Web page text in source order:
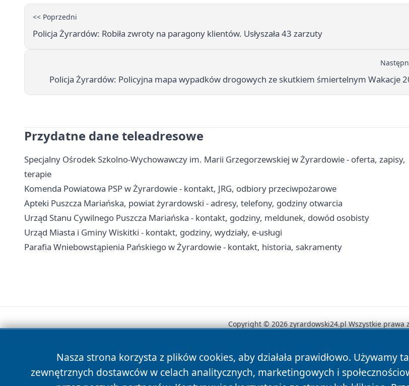
<< Poprzedni
Policja Żyrardów: Robiła zwroty na paragony klientów. Usłyszała 43 zarzuty
Policja Żyrardów: Policyjna mapa wypadków drogowych ze skutkiem śmiertelnym Wakacje
Przydatne dane teleadresowe
Specjalny Ośrodek Szkolno-Wychowawczy im. Marii Grzegorzewskiej w Żyrardowie - oferta, zapisy,
terapie
Komenda Powiatowa PSP w Żyrardowie - kontakt, JRG, odbiory przeciwpożarowe
Apteki Puszcza Mariańska, powiat żyrardowski - adresy, telefony, godziny otwarcia
Urząd Stanu Cywilnego Puszcza Mariańska - kontakt, godziny, meldunek, dowód osobisty
Urząd Miasta i Gminy Wiskitki - kontakt, godziny, wydziały, e-usługi
Parafia Wniebowstąpienia Pańskiego w Żyrardowie - kontakt, historia, sakramenty
Nasza strona korzysta z plików cookies, aby działała prawidłowo.
zewnętrznych dostawców w celach analitycznych, marketingowych i
Copyright © 2026 zyrardowski24.pl Wszystkie prawa
News Autorzy Polityka Prywatności